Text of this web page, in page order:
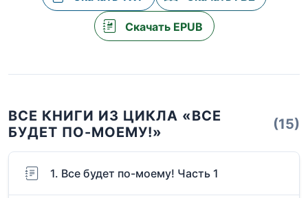
Скачать EPUB
ВСЕ КНИГИ ИЗ ЦИКЛА «ВСЕ
БУДЕТ ПО-МОЕМУ!»
(15)
1. Все будет по-моему! Часть 1